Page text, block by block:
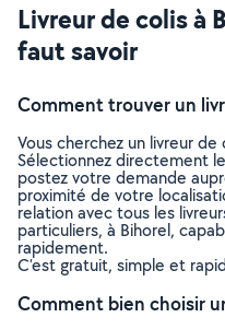
Livreur de colis à
faut savoir
Comment trouver un
Vous cherchez un livreur
Sélectionnez directement
postez votre demande
proximité de votre
relation avec tous les
particuliers, à Bihorel,
rapidement.
C’est gratuit, simple et
Comment bien choisir